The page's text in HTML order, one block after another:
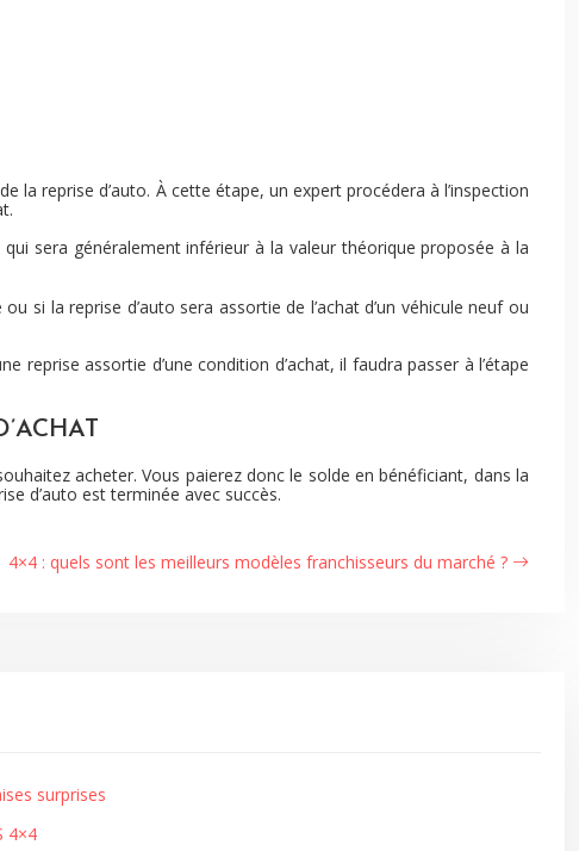
reprise d’auto. À cette étape, un expert procédera à l’inspection
sera généralement inférieur à la valeur théorique proposée à la
si la reprise d’auto sera assortie de l’achat d’un véhicule neuf ou
reprise assortie d’une condition d’achat, il faudra passer à l’étape
acheter. Vous paierez donc le solde en bénéficiant, dans la
d’auto est terminée avec succès.
4×4 : quels sont les meilleurs modèles franchisseurs du marché ?
surprises
4×4